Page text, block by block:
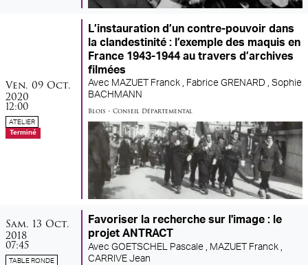
vendredi
Ven. 09 octobre
Oct.
2020
12:00
ATELIER
Terminé
L’instauration d’un contre-pouvoir dans
la clandestinité : l’exemple des maquis en
France 1943-1944 au travers d’archives
filmées
Avec MAZUET Franck , Fabrice GRENARD , Sophie
BACHMANN
Blois • Conseil Départemental
samedi
Sam. 13 octobre
Oct.
2018
07:45
TABLE RONDE
Favoriser la recherche sur l'image : le
projet ANTRACT
Avec GOETSCHEL Pascale ,
MAZUET Franck ,
CARRIVE Jean